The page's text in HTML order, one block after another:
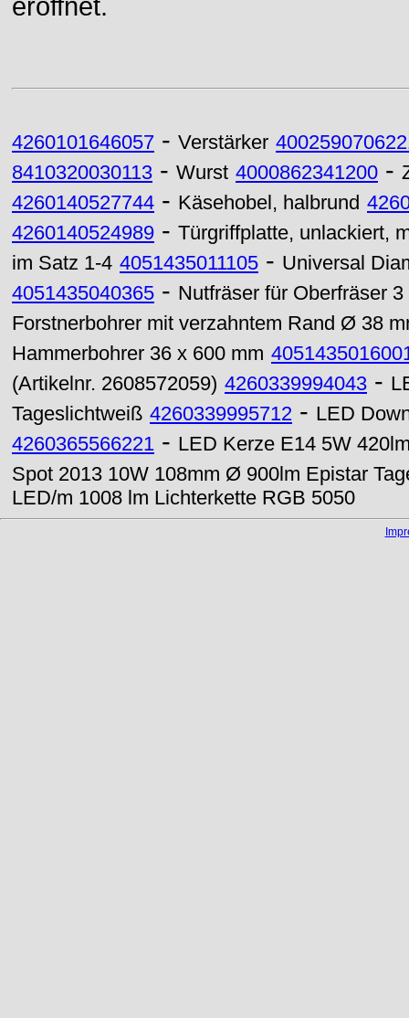
eröffnet.
4260101646057 - Verstärker
8410320030113 - Wurst 4000862341200 -
4260140527744 - Käsehobel, halbrund
4260140524989 - Türgriffplatte, unlackiert,
im Satz 1-4 4051435011105 - Universal
4051435040365 - Nutfräser für Oberfräser
Forstnerbohrer mit verzahntem Rand Ø 38
Hammerbohrer 36 x 600 mm
(Artikelnr. 2608572059) 4260339994043 -
Tageslichtweiß 4260339995712 - LED
4260365566221 - LED Kerze E14 5W
Spot 2013 10W 108mm Ø 900lm Epistar
LED/m 1008 lm Lichterkette RGB 5050